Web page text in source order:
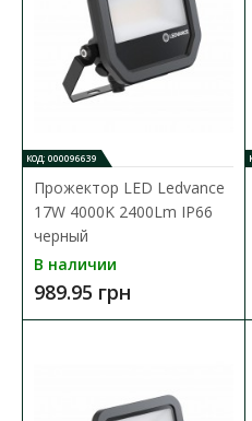
1 629.60 грн
В
В
В
КОД: 000096639
Прожектор LED Ledvance
17W 4000K 2400Lm IP66
черный
В наличии
989.95 грн